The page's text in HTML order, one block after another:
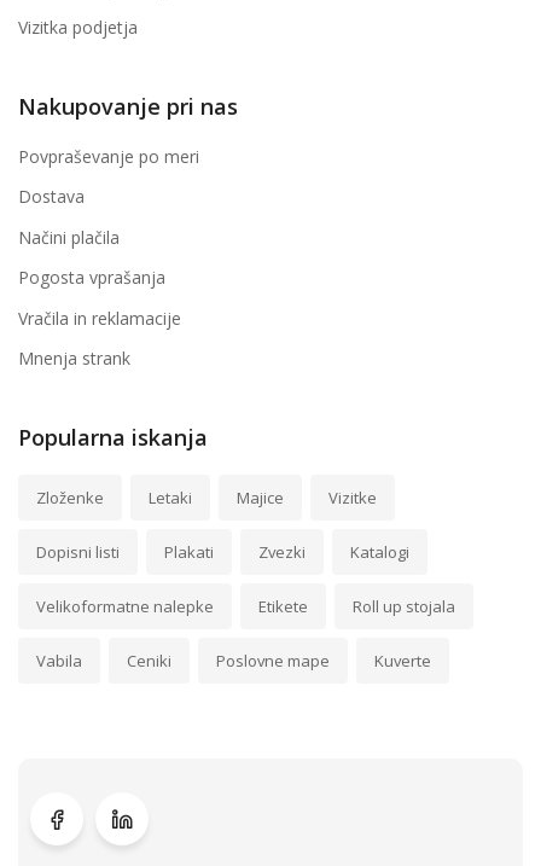
Vizitka podjetja
Nakupovanje pri nas
Povpraševanje po meri
Dostava
Načini plačila
Pogosta vprašanja
Vračila in reklamacije
Mnenja strank
Popularna iskanja
Zloženke Letaki Majice Vizitke
Dopisni listi Plakati Zvezki Katalogi
Velikoformatne nalepke Etikete Roll up stojala
Vabila Ceniki Poslovne mape Kuverte